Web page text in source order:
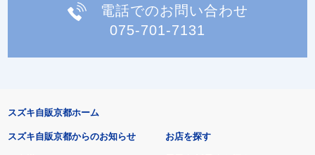
電話でのお問い合わせ
075-701-7131
スズキ自販京都ホーム
スズキ自販京都からのお知らせ お店を探す